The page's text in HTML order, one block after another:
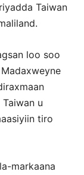
Taiwan
loo soo
u
tiro
markaana